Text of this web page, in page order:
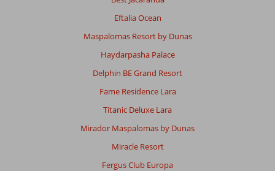
Eftalia Ocean
Maspalomas Resort by Dunas
Haydarpasha Palace
Delphin BE Grand Resort
Fame Residence Lara
Titanic Deluxe Lara
Mirador Maspalomas by Dunas
Miracle Resort
Fergus Club Europa